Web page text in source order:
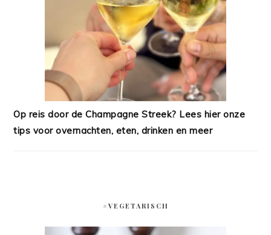
Op reis door de Champagne Streek? Lees hier onze
tips voor overnachten, eten, drinken en meer
#VEGETARISCH